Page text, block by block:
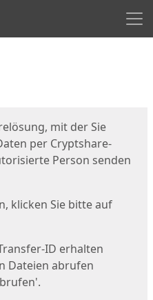
mit der Sie
per Cryptshare-
Person senden
klicken Sie bitte auf
ID erhalten
Dateien abrufen